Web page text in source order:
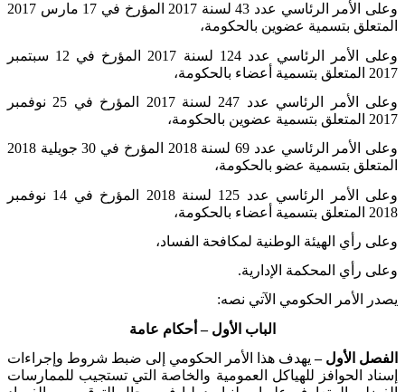
وعلى الأمر الرئاسي عدد 43 لسنة 2017 المؤرخ في 17 مارس 2017
المتعلق بتسمية عضوين بالحكومة،
وعلى الأمر الرئاسي عدد 124 لسنة 2017 المؤرخ في 12 سبتمبر
2017 المتعلق بتسمية أعضاء بالحكومة،
وعلى الأمر الرئاسي عدد 247 لسنة 2017 المؤرخ في 25 نوفمبر
2017 المتعلق بتسمية عضوين بالحكومة،
وعلى الأمر الرئاسي عدد 69 لسنة 2018 المؤرخ في 30 جويلية 2018
المتعلق بتسمية عضو بالحكومة،
وعلى الأمر الرئاسي عدد 125 لسنة 2018 المؤرخ في 14 نوفمبر
2018 المتعلق بتسمية أعضاء بالحكومة،
وعلى رأي الهيئة الوطنية لمكافحة الفساد،
وعلى رأي المحكمة الإدارية.
يصدر الأمر الحكومي الآتي نصه:
الباب الأول – أحكام عامة
الفصل الأول –يهدف هذا الأمر الحكومي إلى ضبط شروط وإجراءات
إسناد الحوافز للهياكل العمومية والخاصة التي تستجيب للممارسات